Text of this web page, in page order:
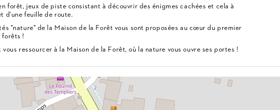
forêt, jeux de piste consistant à découvrir des énigmes cachées et cela à
d'une feuille de route.
"nature" de la Maison de la Forêt vous sont proposées au cœur du premier
forêts !
vous ressourcer à la Maison de la Forêt, où la nature vous ouvre ses portes !